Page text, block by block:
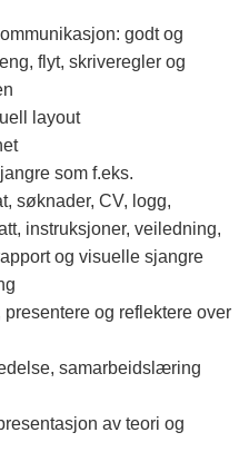
godt og
flyt, skriveregler og
layout
som f.eks.
søknader, CV, logg,
instruksjoner, veiledning,
og visuelle sjangre
og reflektere over
samarbeidslæring
av teori og